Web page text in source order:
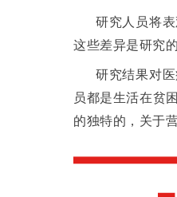
研究人员将
这些差异是研究的
研究结果对
员都是生活在贫
的独特的，关于